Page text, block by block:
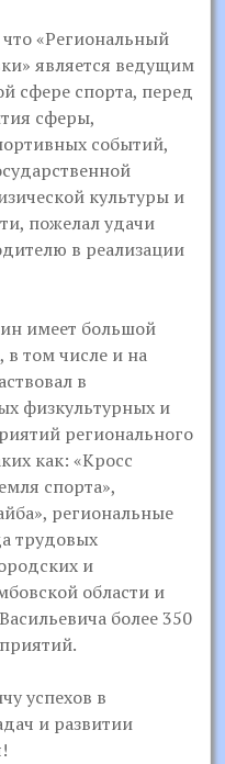
«Региональный
является ведущим
сфере спорта, перед
сферы,
событий,
культуры и
пожелал удачи
в реализации
имеет большой
в том числе и на
в
физкультурных и
регионального
как: «Кросс
спорта»,
региональные
трудовых
и
области и
более 350
успехов в
и развитии